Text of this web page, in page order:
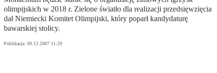
olimpijskich w 2018 r. Zielone światło dla realizacji przedsięwzięcia
dał Niemiecki Komitet Olimpijski, który poparł kandydaturę
bawarskiej stolicy.
Publikacja: 09.12.2007 11:29